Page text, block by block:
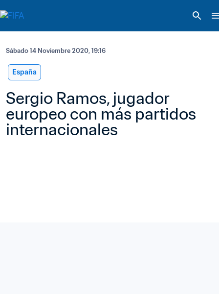
Sábado 14 Noviembre 2020, 19:16
España
Sergio Ramos, jugador
europeo con más partidos
internacionales